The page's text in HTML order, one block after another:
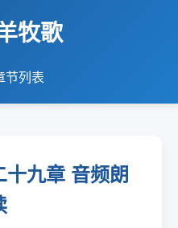
牧歌
节列表
十九章 音频朗